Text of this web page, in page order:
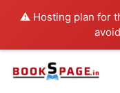
⚠️ Hosting plan for